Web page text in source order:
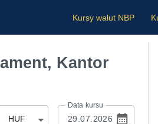
Kursy walut NBP
Kantor
HUF
Data kursu